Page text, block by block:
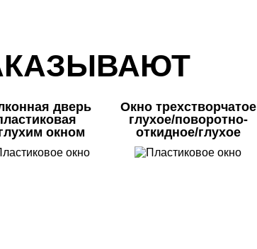
дверь
окном
Окно трехстворчатое
глухое/поворотно-
откидное/глухое